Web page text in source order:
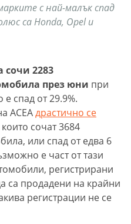
с най-малък спад
са Honda, Opel и
сочи 2283
през юни при
спад от 29.9%.
АСЕАдрастично се
които сочат 3684
или спад от едва 6
е част от тази
регистрирани
са продадени на крайни
регистрации не се